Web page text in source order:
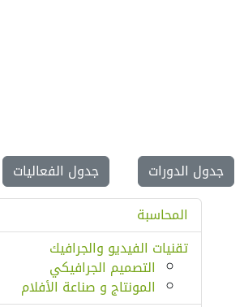
جدول الدورات
جدول الفعاليات
المحاسبة
تقنيات الفيديو والجرافيك
التصميم الجرافيكي
المونتاج و صناعة الأفلام